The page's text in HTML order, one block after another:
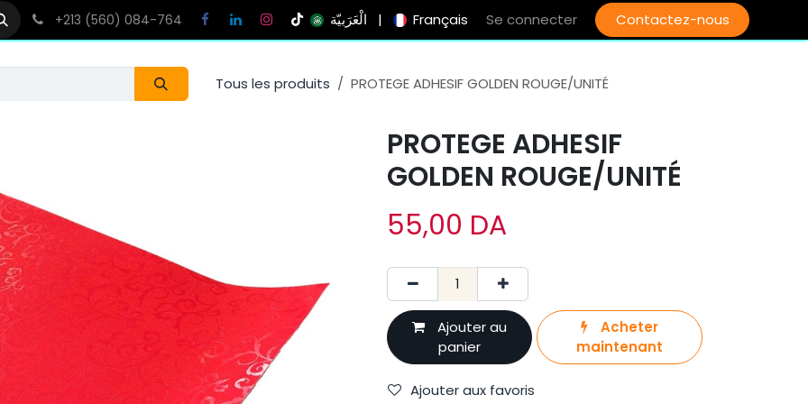
+213 (560) 084-764 الْعَرَبيّة | Français Se connecter Contactez-nous
Tous les produits PROTEGE ADHESIF GOLDEN ROUGE/UNITÉ
PROTEGE ADHESIF
GOLDEN ROUGE/UNITÉ
55,00 DA
Ajouter au
panier
Acheter
maintenant
Ajouter aux favoris